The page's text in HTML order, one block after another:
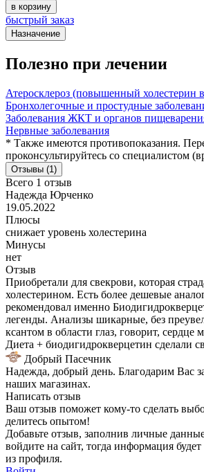
в корзину
быстрый заказ
Назначение
Полезно при лечении
Атеросклероз (повышенный холестерин
Бронхолегочные и простудные
Заболевания ЖКТ и органов
Нервные заболевания
* Также имеются противопоказания.
проконсультируйтесь со специалистом
Отзывы (1)
Всего 1 отзыв
Надежда Юрченко
19.05.2022
Плюсы
снижает уровень холестерина
Минусы
нет
Отзыв
Приобретали для свекрови, которая
холестерином. Есть более дешевые
рекомендовал именно
легенды. Анализы шикарные, без
ксантом в области глаз, говорит, сердце
Диета + биодигидрокверцетин сделали
Добрый Пасечник
Надежда, добрый день. Благодарим Вас
наших магазинах.
Написать отзыв
Ваш отзыв поможет кому-то сделать
делитесь опытом!
Добавьте отзыв, заполнив личные
войдите на сайт, тогда информация будет
из профиля.